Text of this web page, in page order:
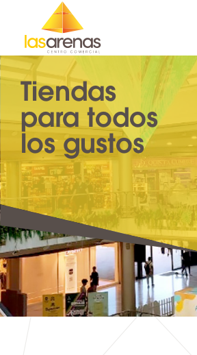
content
Tiendas
para todos
los gustos